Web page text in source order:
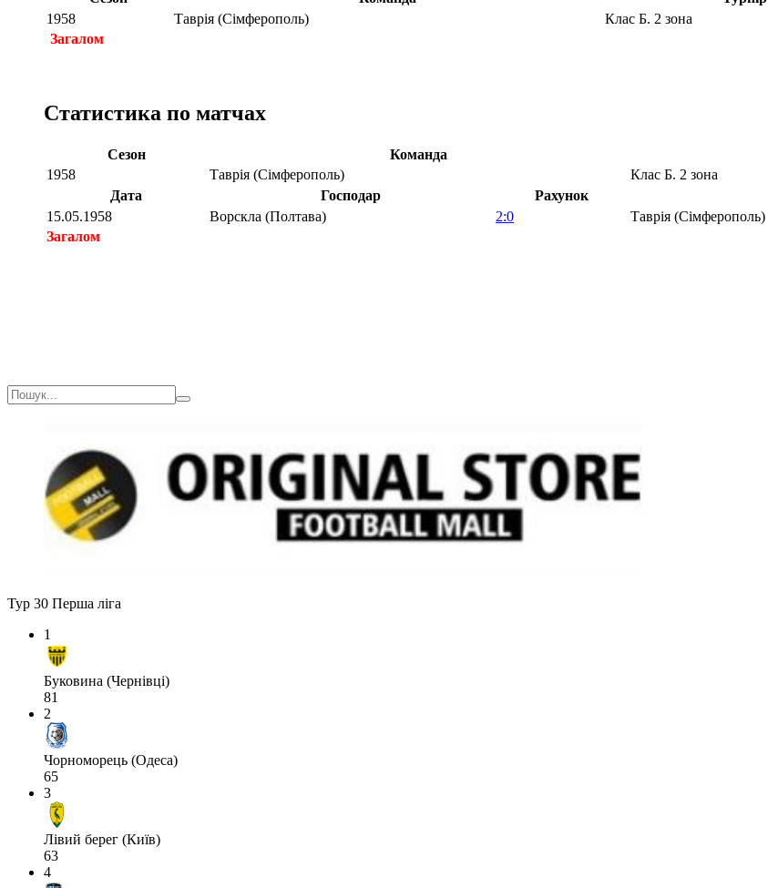
1958
Таврія (Сімферополь) Клас Б. 2 зона
Загалом
Статистика по матчах
Сезон Команда
1958
Таврія (Сімферополь)
Клас Б. 2 зона
Дата
Господар Рахунок
15.05.1958
Ворскла (Полтава) 2:0 Таврія (Сімферополь)
Загалом
Тур 30 Перша ліга
1
Буковина (Чернівці)
81
2
Чорноморець (Одеса)
65
3
Лівий берег (Київ)
63
4